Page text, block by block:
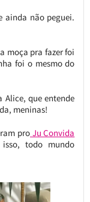
ainda não peguei.
moça pra fazer foi
foi o mesmo do
Alice, que entende
meninas!
pro Ju Convida
todo mundo